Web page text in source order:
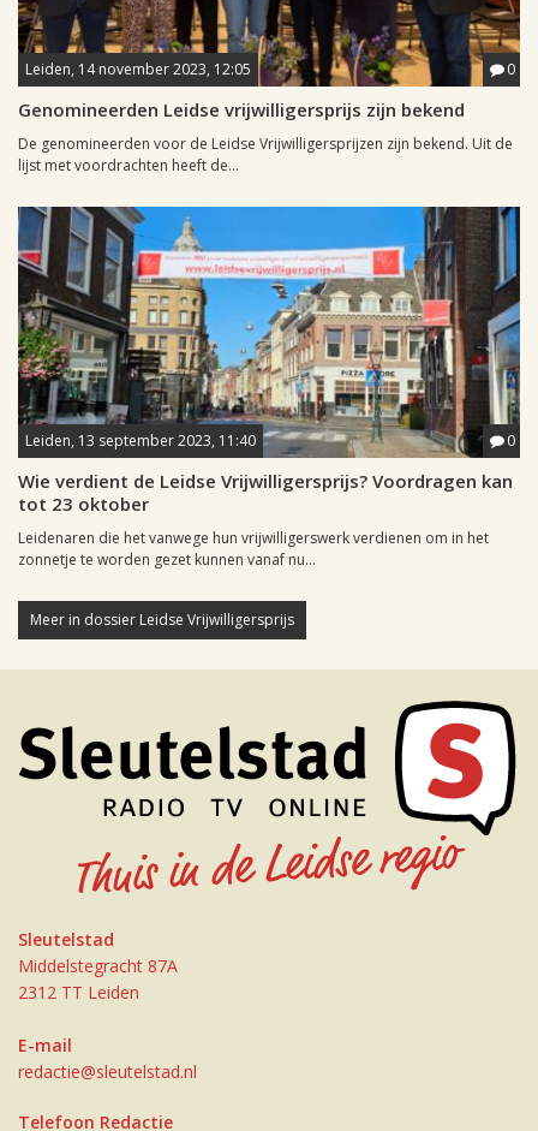
Leiden, 14 november 2023, 12:05 0
Genomineerden Leidse vrijwilligersprijs zijn bekend
De genomineerden voor de Leidse Vrijwilligersprijzen zijn bekend. Uit de
lijst met voordrachten heeft de...
Leiden, 13 september 2023, 11:40 0
Wie verdient de Leidse Vrijwilligersprijs? Voordragen kan
tot 23 oktober
Leidenaren die het vanwege hun vrijwilligerswerk verdienen om in het
zonnetje te worden gezet kunnen vanaf nu...
Meer in dossier Leidse Vrijwilligersprijs
Sleutelstad
Middelstegracht 87A
2312 TT Leiden
E-mail
redactie@sleutelstad.nl
Telefoon Redactie